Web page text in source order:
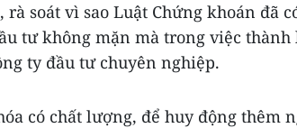
rà soát vì sao Luật Chứng khoán đã
tư không mặn mà trong việc
ty đầu tư chuyên nghiệp.
có chất lượng, để huy động thêm